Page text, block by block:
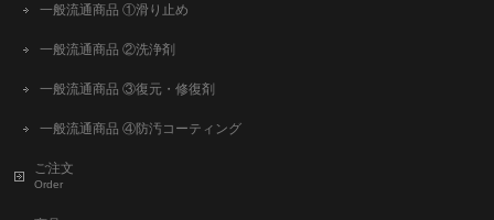
一般流通商品 ①滑り止め
一般流通商品 ②洗浄剤
一般流通商品 ③復元・修復剤
一般流通商品 ④防汚コーティング
ご注文
Order